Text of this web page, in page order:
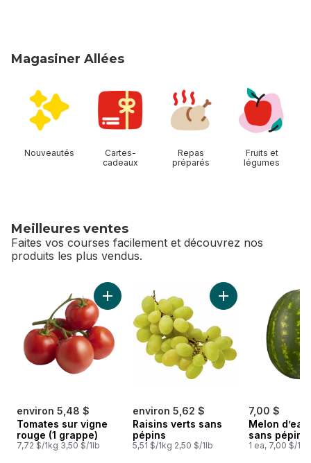
Magasiner Allées
Nouveautés
Cartes-
cadeaux
Repas
préparés
Fruits et
légumes
Meilleures ventes
Faites vos courses facilement et découvrez nos
produits les plus vendus.
sauter Meilleures ventes
environ 5,48 $
Tomates sur vigne
rouge (1 grappe)
7,72 $/1kg 3,50 $/1lb
Ajouter Tomates sur vigne rouge (1 grappe)
environ 5,62 $
Raisins verts sans
pépins
5,51 $/1kg 2,50 $/1lb
Ajouter Raisins
7,00 $
Melon
sans pépins
1 ea, 7,00 $/1ch